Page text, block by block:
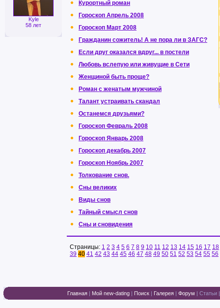
Kyle
58 лет
Курортный роман
Гороскоп Апрель 2008
Гороскоп Март 2008
Гражданин сожитель! А не пора ли в ЗАГС?
Если друг оказался вдруг... в постели
Любовь вслепую или живущие в Сети
Женщиной быть проще?
Роман с женатым мужчиной
Талант устраивать скандал
Останемся друзьями?
Гороскоп Февраль 2008
Гороскоп Январь 2008
Гороскоп декабрь 2007
Гороскоп Ноябрь 2007
Толкование снов.
Сны великих
Виды снов
Тайный смысл снов
Cны и сновидения
Страницы: 1 2 3 4 5 6 7 8 9 10 11 12 13 14 15 16 17 18
39 40 41 42 43 44 45 46 47 48 49 50 51 52 53 54 55 56
Главная | Мой new-dating | Поиск | Галерея | Форум | Статьи